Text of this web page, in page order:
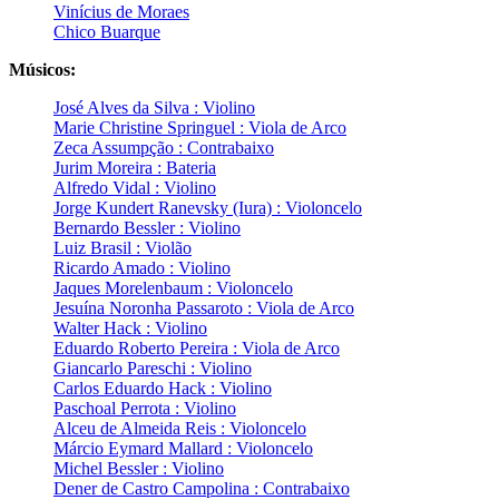
Vinícius de Moraes
Chico Buarque
Músicos:
José Alves da Silva : Violino
Marie Christine Springuel : Viola de Arco
Zeca Assumpção : Contrabaixo
Jurim Moreira : Bateria
Alfredo Vidal : Violino
Jorge Kundert Ranevsky (Iura) : Violoncelo
Bernardo Bessler : Violino
Luiz Brasil : Violão
Ricardo Amado : Violino
Jaques Morelenbaum : Violoncelo
Jesuína Noronha Passaroto : Viola de Arco
Walter Hack : Violino
Eduardo Roberto Pereira : Viola de Arco
Giancarlo Pareschi : Violino
Carlos Eduardo Hack : Violino
Paschoal Perrota : Violino
Alceu de Almeida Reis : Violoncelo
Márcio Eymard Mallard : Violoncelo
Michel Bessler : Violino
Dener de Castro Campolina : Contrabaixo